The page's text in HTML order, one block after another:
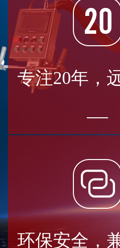
专注20年，
环保安全，